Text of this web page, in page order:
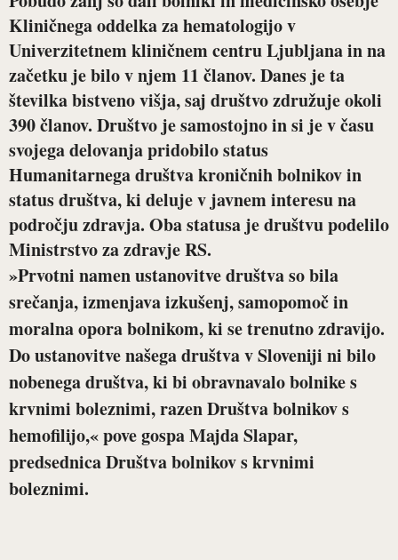
Kliničnega oddelka za hematologijo v
Univerzitetnem kliničnem centru Ljubljana in na
začetku je bilo v njem 11 članov. Danes je ta
številka bistveno višja, saj društvo združuje okoli
390 članov. Društvo je samostojno in si je v času
svojega delovanja pridobilo status
Humanitarnega društva kroničnih bolnikov in
status društva, ki deluje v javnem interesu na
področju zdravja. Oba statusa je društvu podelilo
Ministrstvo za zdravje RS.
»Prvotni namen ustanovitve društva so bila
srečanja, izmenjava izkušenj, samopomoč in
moralna opora bolnikom, ki se trenutno zdravijo.
Do ustanovitve našega društva v Sloveniji ni bilo
nobenega društva, ki bi obravnavalo bolnike s
krvnimi boleznimi, razen Društva bolnikov s
hemofilijo,« pove gospa Majda Slapar,
predsednica Društva bolnikov s krvnimi
boleznimi.